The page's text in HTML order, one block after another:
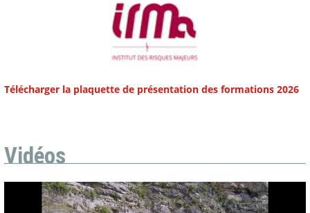
Télécharger la plaquette de présentation des formations 2026
Vidéos